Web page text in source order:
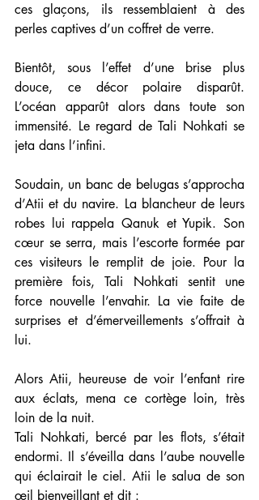
ces glaçons, ils ressemblaient à des
perles captives d’un coffret de verre.
Bientôt, sous l’effet d’une brise plus
douce, ce décor polaire disparût.
L’océan apparût alors dans toute son
immensité. Le regard de Tali Nohkati se
jeta dans l’infini.
Soudain, un banc de belugas s’approcha
d’Atii et du navire. La blancheur de leurs
robes lui rappela Qanuk et Yupik. Son
cœur se serra, mais l’escorte formée par
ces visiteurs le remplit de joie. Pour la
première fois, Tali Nohkati sentit une
force nouvelle l’envahir. La vie faite de
surprises et d’émerveillements s’offrait à
lui.
Alors Atii, heureuse de voir l’enfant rire
aux éclats, mena ce cortège loin, très
loin de la nuit.
Tali Nohkati, bercé par les flots, s’était
endormi. Il s’éveilla dans l’aube nouvelle
qui éclairait le ciel. Atii le salua de son
œil bienveillant et dit :